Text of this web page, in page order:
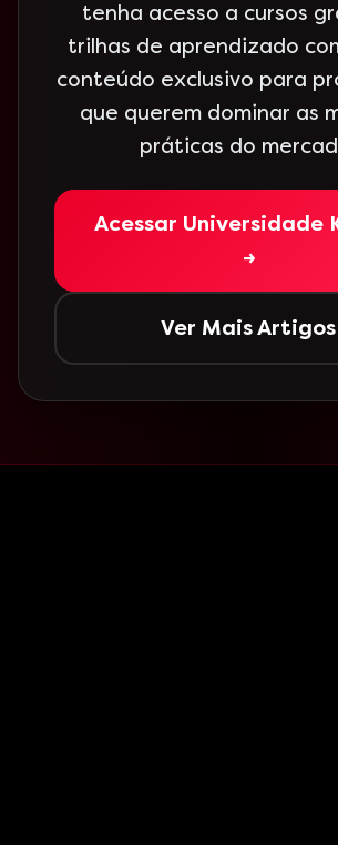
tenha acesso a cursos
trilhas de aprendizado
conteúdo exclusivo para
que querem dominar as
práticas do
Acessar Universidade
→
Ver Mais Artigos